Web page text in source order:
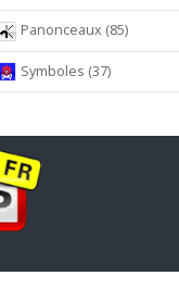
Panonceaux (85)
Symboles (37)